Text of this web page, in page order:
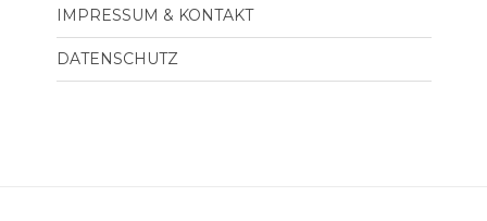
IMPRESSUM & KONTAKT
DATENSCHUTZ